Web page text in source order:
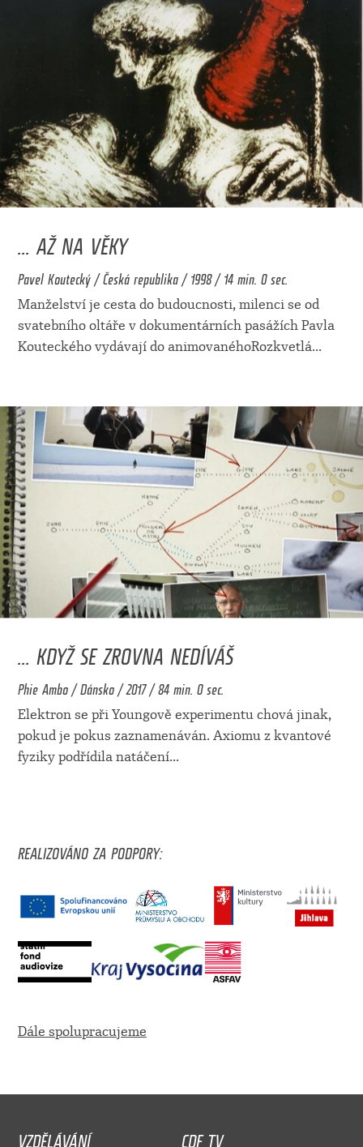
... AŽ NA VĚKY
Pavel Koutecký / Česká republika / 1998 / 14 min. 0 sec.
Manželství je cesta do budoucnosti, milenci se od
svatebního oltáře v dokumentárních pasážích Pavla
Kouteckého vydávají do animovanéhoRozkvetlá...
... KDYŽ SE ZROVNA NEDÍVÁŠ
Phie Ambo / Dánsko / 2017 / 84 min. 0 sec.
Elektron se při Youngově experimentu chová jinak,
pokud je pokus zaznamenáván. Axiomu z kvantové
fyziky podřídila natáčení...
REALIZOVÁNO ZA PODPORY:
Dále spolupracujeme
VZDĚLÁVÁNÍ
CDF TV